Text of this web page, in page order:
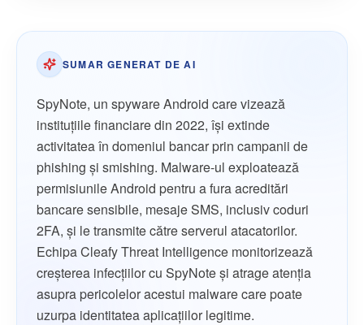
SUMAR GENERAT DE AI
SpyNote, un spyware Android care vizează
instituțiile financiare din 2022, își extinde
activitatea în domeniul bancar prin campanii de
phishing și smishing. Malware-ul exploatează
permisiunile Android pentru a fura acreditări
bancare sensibile, mesaje SMS, inclusiv coduri
2FA, și le transmite către serverul atacatorilor.
Echipa Cleafy Threat Intelligence monitorizează
creșterea infecțiilor cu SpyNote și atrage atenția
asupra pericolelor acestui malware care poate
uzurpa identitatea aplicațiilor legitime.